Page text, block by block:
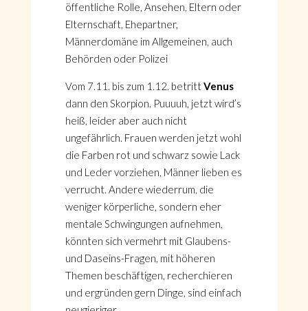
öffentliche Rolle, Ansehen, Eltern oder
Elternschaft, Ehepartner,
Männerdomäne im Allgemeinen, auch
Behörden oder Polizei
Vom 7.11. bis zum 1.12. betrittVenus
dann den Skorpion. Puuuuh, jetzt wird’s
heiß, leider aber auch nicht
ungefährlich. Frauen werden jetzt wohl
die Farben rot und schwarz sowie Lack
und Leder vorziehen, Männer lieben es
verrucht. Andere wiederrum, die
weniger körperliche, sondern eher
mentale Schwingungen aufnehmen,
könnten sich vermehrt mit Glaubens-
und Daseins-Fragen, mit höheren
Themen beschäftigen, recherchieren
und ergründen gern Dinge, sind einfach